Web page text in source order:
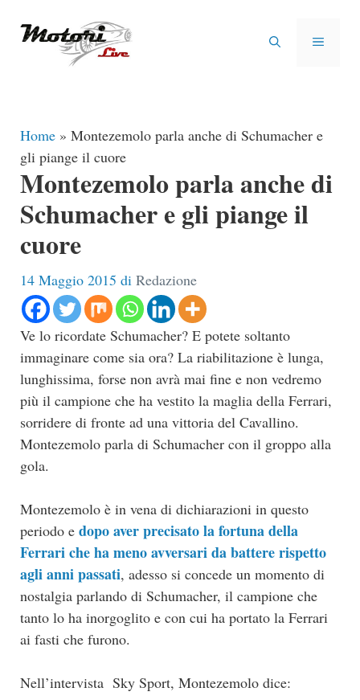
MENU
Home » Montezemolo parla anche di Schumacher e
gli piange il cuore
Montezemolo parla anche di
Schumacher e gli piange il
cuore
14 Maggio 2015 di Redazione
Ve lo ricordate Schumacher? E potete soltanto
immaginare come sia ora? La riabilitazione è lunga,
lunghissima, forse non avrà mai fine e non vedremo
più il campione che ha vestito la maglia della Ferrari,
sorridere di fronte ad una vittoria del Cavallino.
Montezemolo parla di Schumacher con il groppo alla
gola.
Montezemolo è in vena di dichiarazioni in questo
periodo e dopo aver precisato la fortuna della
Ferrari che ha meno avversari da battere rispetto
agli anni passati, adesso si concede un momento di
nostalgia parlando di Schumacher, il campione che
tanto lo ha inorgoglito e con cui ha portato la Ferrari
ai fasti che furono.
Nell’intervista Sky Sport, Montezemolo dice: